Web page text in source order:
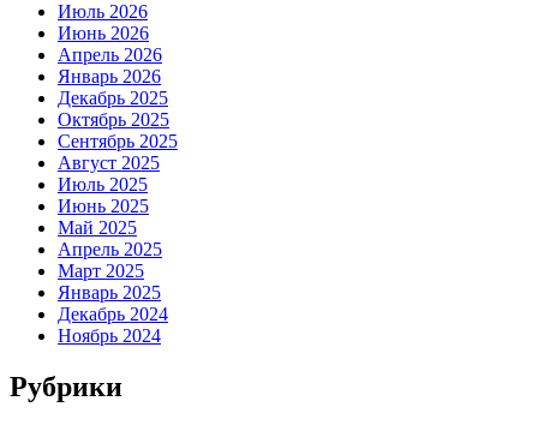
Июль 2026
Июнь 2026
Апрель 2026
Январь 2026
Декабрь 2025
Октябрь 2025
Сентябрь 2025
Август 2025
Июль 2025
Июнь 2025
Май 2025
Апрель 2025
Март 2025
Январь 2025
Декабрь 2024
Ноябрь 2024
Рубрики